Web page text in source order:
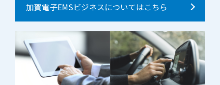
加賀電子EMSビジネスについてはこちら